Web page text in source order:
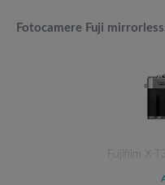
Fotocamere Fuji
Fujifilm X-